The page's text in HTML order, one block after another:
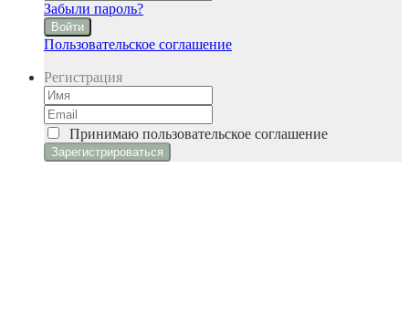
Забыли пароль?
Войти
Пользовательское соглашение
Регистрация
Принимаю пользовательское соглашение